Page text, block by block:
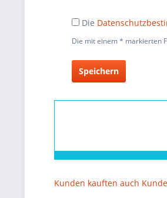
Die
Die mit einem * markierten
Speichern
Kunden kauften auch